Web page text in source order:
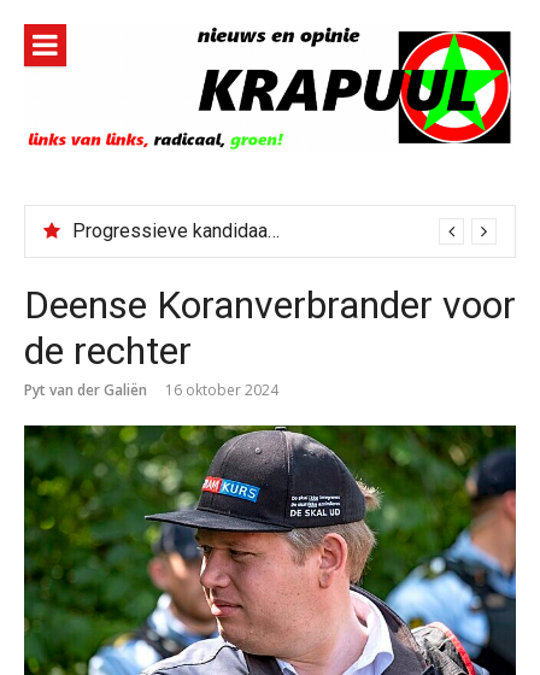
inhoud
Progressieve kandidaat El-Sayed senaatskandidaat Michigan
Deense Koranverbrander voor
de rechter
Pyt van der Galiën 16 oktober 2024